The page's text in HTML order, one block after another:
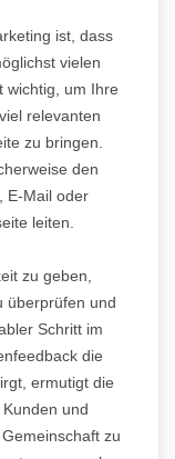
ist, dass
vielen
wichtig, um Ihre
relevanten
zu bringen.
den
E-Mail oder
leiten.
zu geben,
überprüfen und
Schritt im
die
ermutigt die
und
zu